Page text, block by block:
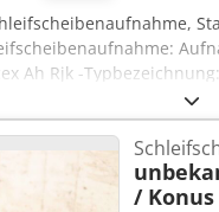
Ah Rjk -
/